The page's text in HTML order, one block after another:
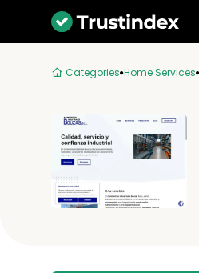
Categories Home Services